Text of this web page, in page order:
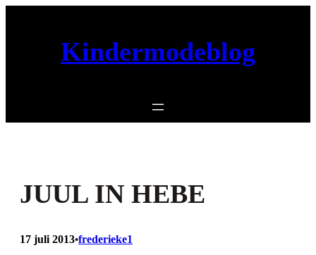
Kindermodeblog
JUUL IN HEBE
17 juli 2013•frederieke1